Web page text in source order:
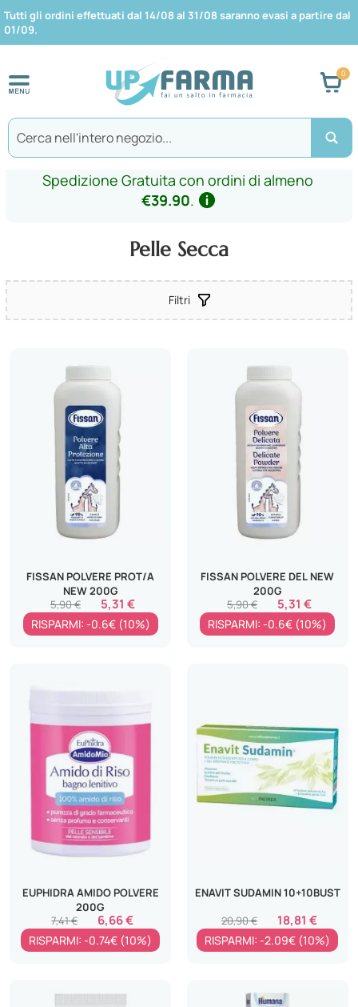
Tutti gli ordini effettuati dal 14/08 al 31/08 saranno evasi a partire dal
01/09.
Spedizione Gratuita con ordini di almeno
€39.90.
Pelle Secca
Filtri
FISSAN POLVERE PROT/A
NEW 200G
5,31 €
5,90 €
RISPARMI: -0.6€ (10%)
FISSAN POLVERE DEL NEW
200G
5,31 €
5,90 €
RISPARMI: -0.6€ (10%)
EUPHIDRA AMIDO POLVERE
200G
6,66 €
7,41 €
RISPARMI: -0.74€ (10%)
ENAVIT SUDAMIN 10+10BUST
18,81 €
20,90 €
RISPARMI: -2.09€ (10%)